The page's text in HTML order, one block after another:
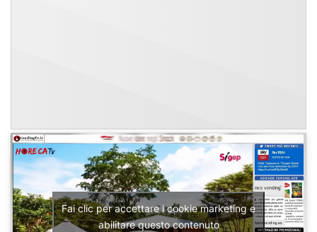
Fai clic per accettare i cookie marketing e
abilitare questo contenuto